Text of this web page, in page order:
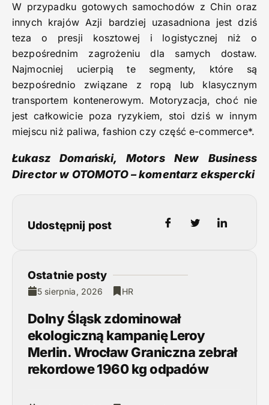
W przypadku gotowych samochodów z Chin oraz
innych krajów Azji bardziej uzasadniona jest dziś
teza o presji kosztowej i logistycznej niż o
bezpośrednim zagrożeniu dla samych dostaw.
Najmocniej ucierpią te segmenty, które są
bezpośrednio związane z ropą lub klasycznym
transportem kontenerowym. Motoryzacja, choć nie
jest całkowicie poza ryzykiem, stoi dziś w innym
miejscu niż paliwa, fashion czy część e-commerce*.
Łukasz Domański, Motors New Business
Director w OTOMOTO – komentarz ekspercki
Udostępnij post
Ostatnie posty
5 sierpnia, 2026 HR
Dolny Śląsk zdominował
ekologiczną kampanię Leroy
Merlin. Wrocław Graniczna zebrał
rekordowe 1960 kg odpadów